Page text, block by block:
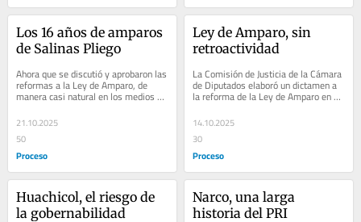
Los 16 años de amparos
de Salinas Pliego
Ahora que se discutió y aprobaron las
reformas a la Ley de Amparo, de
manera casi natural en los medios de
de...
21.10.2025
50
Proceso
Ley de Amparo, sin
retroactividad
La Comisión de Justicia de la Cámara
de Diputados elaboró un dictamen a
la reforma de la Ley de Amparo en el
que suprimió el artículo transitorio...
14.10.2025
30
Proceso
Huachicol, el riesgo de
la gobernabilidad
Narco, una larga
historia del PRI